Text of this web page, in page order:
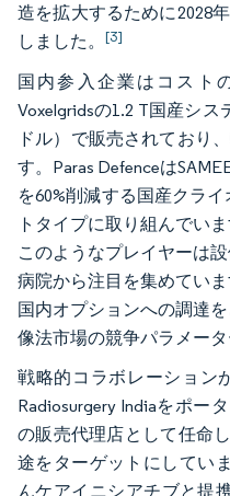
造を拡大するために2028
しました。 [3]
国内参入企業はコスト
Voxelgridsの1.2 T国産シ
ドル）で販売されており
す。Paras Defenceは
を60%削減する国産クラ
トタイプに取り組んでい
このようなプレイヤーは
病院から注目を集めてい
国内オプションへの調達
像法市場の競争パラメー
戦略的コラボレーション
Radiosurgery Indiaをポー
の販売代理店として任命
途をターゲットにしてい
んケアイニシアチブと提